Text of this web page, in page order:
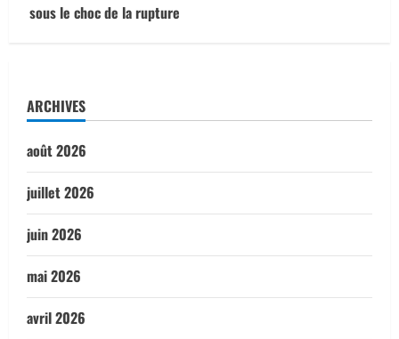
sous le choc de la rupture
ARCHIVES
août 2026
juillet 2026
juin 2026
mai 2026
avril 2026